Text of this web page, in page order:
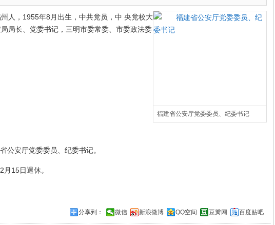
人，1955年8月出生，中共党员，中
福建省公安厅党委委员、纪委书记
央党校大
局长、党委书记，三明市委常委、市委政法委
公安厅党委委员、纪委书记。
15日退休。
分享到： 微信 新浪微博 QQ空间 豆瓣网 百度贴吧